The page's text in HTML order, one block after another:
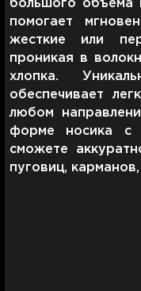
большого объема
помогает
жесткие или
проникая в
хлопка.
обеспечивает
любом
форме носика с
сможете
пуговиц,